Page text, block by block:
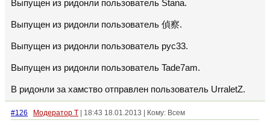
Выпущен из ридонли пользователь Stana.
Выпущен из ридонли пользователь 偵察.
Выпущен из ридонли пользователь рус33.
Выпущен из ридонли пользователь Tade7am.
В ридонли за хамство отправлен пользователь UrraletZ.
#126 Модератор Т | 18:43 18.01.2013 | Кому: Всем